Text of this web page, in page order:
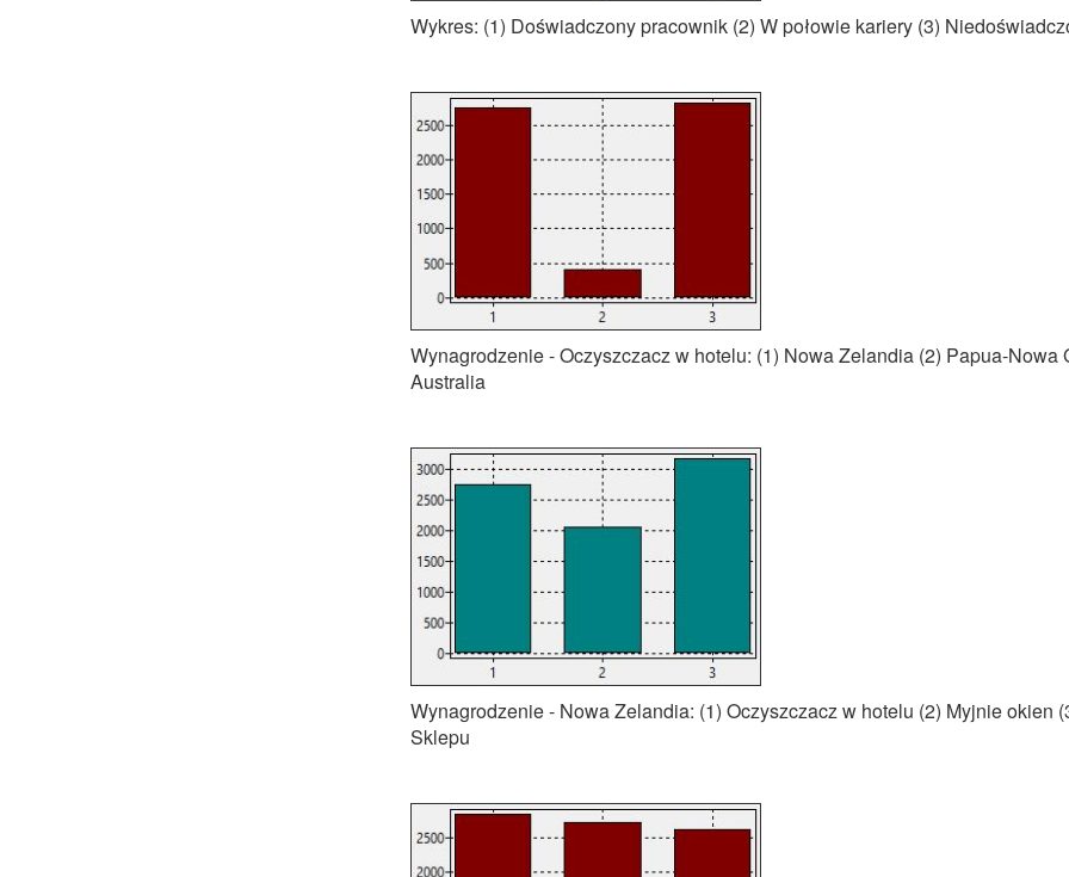
Wykres: (1) Doświadczony pracownik (2) W połowie kariery (3)
Wynagrodzenie - Oczyszczacz w hotelu: (1) Nowa Zelandia (2) Papua-Nowa
Australia
Wynagrodzenie - Nowa Zelandia: (1) Oczyszczacz w hotelu (2) Myjnie okien
Sklepu